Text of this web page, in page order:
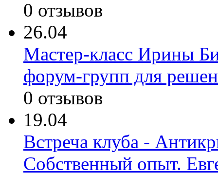
0 отзывов
26.04
Мастер-класс Ирины
форум-групп для
0 отзывов
19.04
Встреча клуба -
Собственный опыт.